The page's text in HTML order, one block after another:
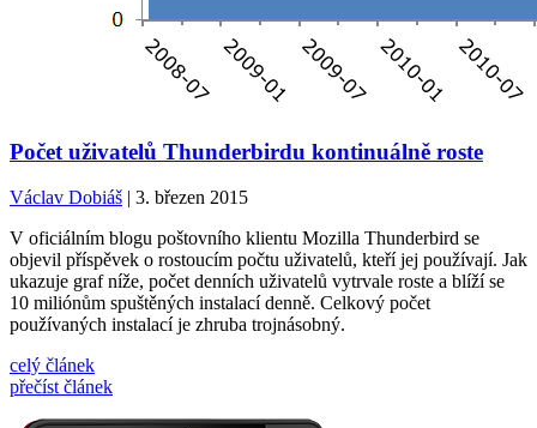
Počet uživatelů Thunderbirdu kontinuálně roste
Václav Dobiáš | 3. březen 2015
V oficiálním blogu poštovního klientu Mozilla Thunderbird se
objevil příspěvek o rostoucím počtu uživatelů, kteří jej používají. Jak
ukazuje graf níže, počet denních uživatelů vytrvale roste a blíží se
10 miliónům spuštěných instalací denně. Celkový počet
používaných instalací je zhruba trojnásobný.
celý článek
přečíst článek